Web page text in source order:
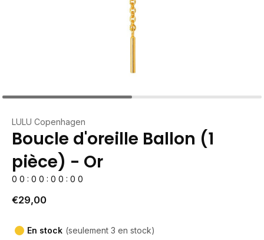
LULU Copenhagen
Boucle d'oreille Ballon (1
pièce) - Or
0 0 : 0 0 : 0 0 : 0 0
€29,00
En stock (seulement 3 en stock)